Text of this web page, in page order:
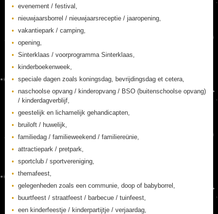
evenement / festival,
nieuwjaarsborrel / nieuwjaarsreceptie / jaaropening,
vakantiepark / camping,
opening,
Sinterklaas / voorprogramma Sinterklaas,
kinderboekenweek,
speciale dagen zoals koningsdag, bevrijdingsdag et cetera,
naschoolse opvang / kinderopvang / BSO (buitenschoolse opvang)
/ kinderdagverblijf,
geestelijk en lichamelijk gehandicapten,
bruiloft / huwelijk,
familiedag / familieweekend / familiereünie,
attractiepark / pretpark,
sportclub / sportvereniging,
themafeest,
gelegenheden zoals een communie, doop of babyborrel,
buurtfeest / straatfeest / barbecue / tuinfeest,
een kinderfeestje / kinderpartijtje / verjaardag,